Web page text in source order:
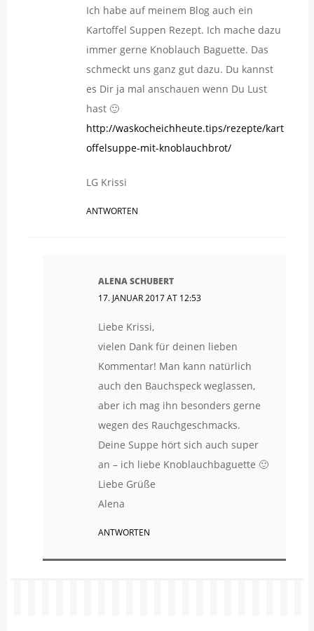
Ich habe auf meinem Blog auch ein
Kartoffel Suppen Rezept. Ich mache dazu
immer gerne Knoblauch Baguette. Das
schmeckt uns ganz gut dazu. Du kannst
es Dir ja mal anschauen wenn Du Lust
hast 🙂
http://waskocheichheute.tips/rezepte/kart
offelsuppe-mit-knoblauchbrot/
LG Krissi
ANTWORTEN
ALENA SCHUBERT
17. JANUAR 2017 AT 12:53
Liebe Krissi,
vielen Dank für deinen lieben
Kommentar! Man kann natürlich
auch den Bauchspeck weglassen,
aber ich mag ihn besonders gerne
wegen des Rauchgeschmacks.
Deine Suppe hört sich auch super
an – ich liebe Knoblauchbaguette 🙂
Liebe Grüße
Alena
ANTWORTEN